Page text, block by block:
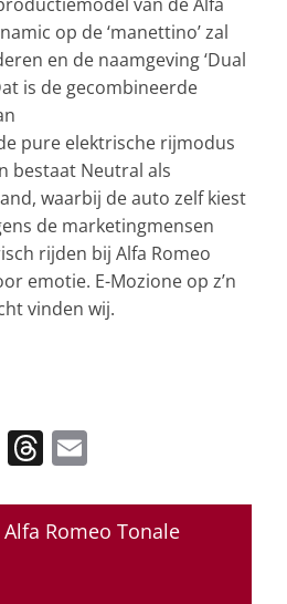
op de ‘manettino’ zal
en de naamgeving ‘Dual
is de gecombineerde
pure elektrische rijmodus
bestaat Neutral als
waarbij de auto zelf kiest
de marketingmensen
rijden bij Alfa Romeo
emotie. E-Mozione op z’n
vinden wij.
Li
k
e
T
re
a
ai
l
Romeo Tonale